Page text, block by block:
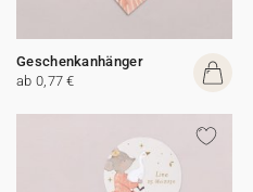
Geschenkanhänger
ab 0,77 €